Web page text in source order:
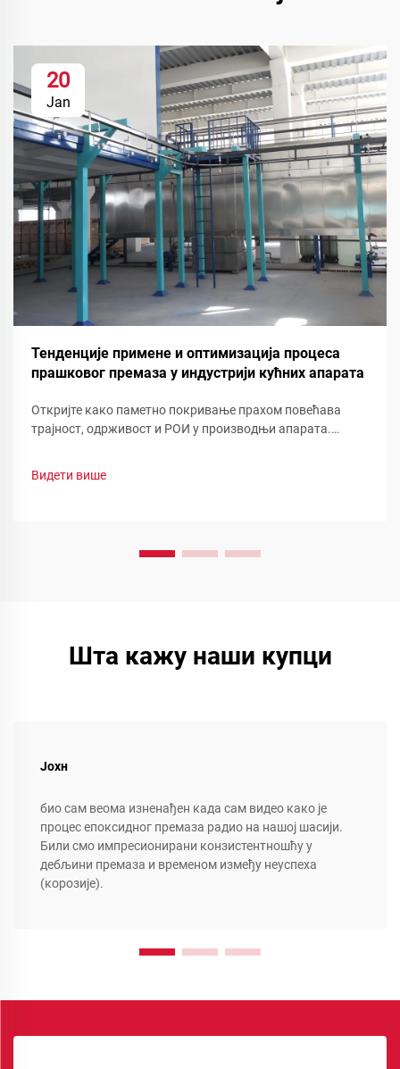
20
Jan
Тенденције примене и оптимизација процеса
прашковог премаза у индустрији кућних апарата
Откријте како паметно покривање прахом повећава
трајност, одрживост и РОИ у производњи апарата.
Видети више
Шта кажу наши купци
Јохн
био сам веома изненађен када сам видео како је
процес епоксидног премаза радио на нашој шасији.
Били смо импресионирани конзистентношћу у
дебљини премаза и временом између неуспеха
(корозије).